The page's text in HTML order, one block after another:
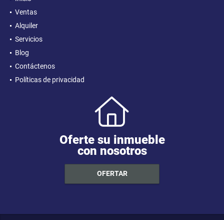
Ventas
Alquiler
Servicios
Blog
Contáctenos
Políticas de privacidad
Oferte su inmueble
con nosotros
OFERTAR